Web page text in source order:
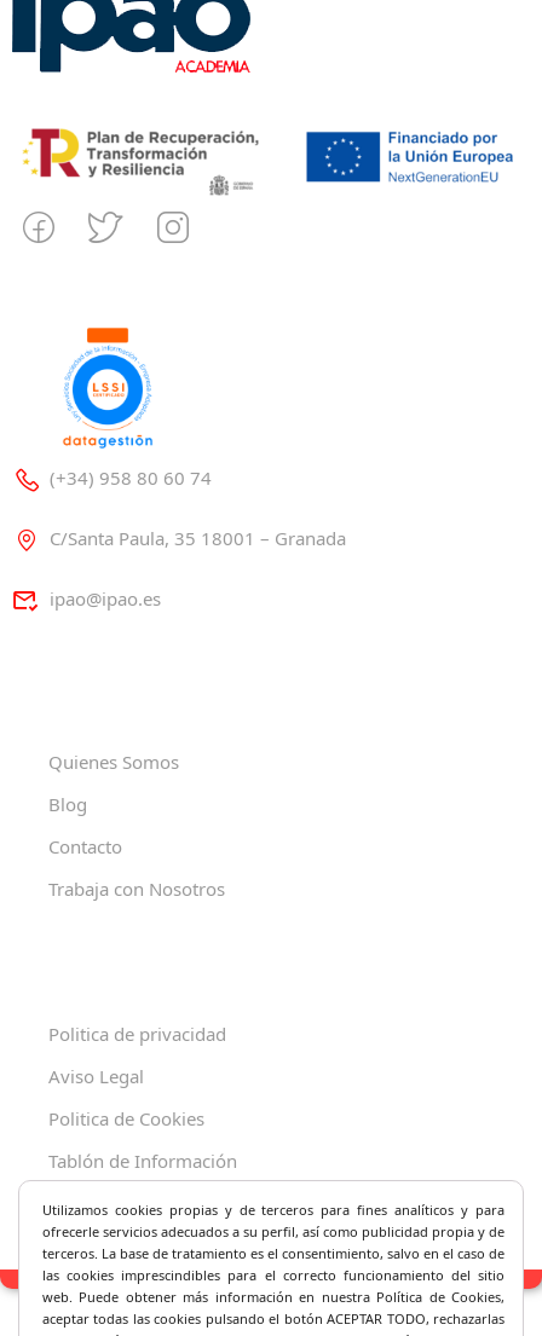
(+34) 958 80 60 74
C/Santa Paula, 35 18001 – Granada
ipao@ipao.es
Quienes Somos
Blog
Contacto
Trabaja con Nosotros
Politica de privacidad
Aviso Legal
Politica de Cookies
Tablón de Información
Decreto 625/2019
Utilizamos cookies propias y de terceros para fines analíticos y para
ofrecerle servicios adecuados a su perfil, así como publicidad propia y de
terceros. La base de tratamiento es el consentimiento, salvo en el caso de
las cookies imprescindibles para el correcto funcionamiento del sitio
web. Puede obtener más información en nuestra Política de Cookies,
aceptar todas las cookies pulsando el botón ACEPTAR TODO, rechazarlas